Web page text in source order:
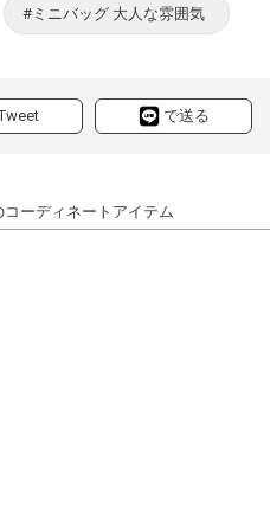
で送る
#ミニバッグ 大人な雰囲気
ーディネートアイテム